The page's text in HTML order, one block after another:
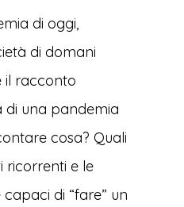
di oggi,
di domani
il racconto
di una pandemia
cosa? Quali
ricorrenti e le
di “fare” un